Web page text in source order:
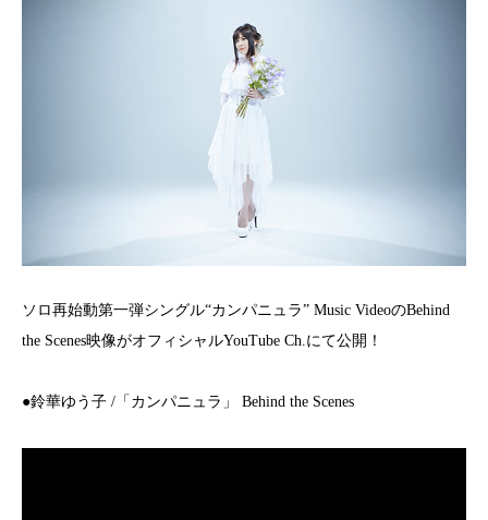
ソロ再始動第一弾シングル“カンパニュラ” Music VideoのBehind
the Scenes映像がオフィシャルYouTube Ch.にて公開！
●鈴華ゆう子 /「カンパニュラ」 Behind the Scenes